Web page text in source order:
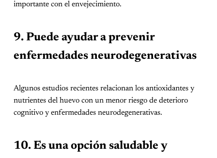
importante con el envejecimiento.
9. Puede ayudar a prevenir
enfermedades neurodegenerativas
Algunos estudios recientes relacionan los antioxidantes y
nutrientes del huevo con un menor riesgo de deterioro
cognitivo y enfermedades neurodegenerativas.
10. Es una opción saludable y